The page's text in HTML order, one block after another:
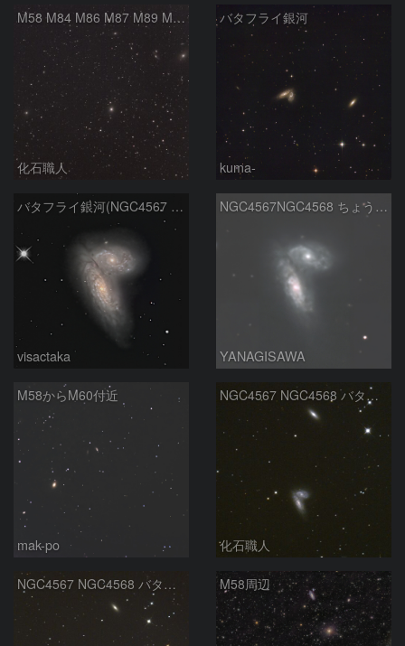
M58 M84 M86 M87 M89 M90 マルカリアンの銀河鎖 おとめ座 かみのけ座
化石職人
バタフライ銀河
kuma-
バタフライ銀河(NGC4567 4568)
visactaka
NGC4567NGC4568 ちょう銀河
YANAGISAWA
M58からM60付近
mak-po
NGC4567 NGC4568 バタフライ銀河 NGC4564 おとめ座
化石職人
NGC4567 NGC4568 バタフライ銀河 おとめ座 M58周辺